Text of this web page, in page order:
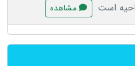
است مشاهده